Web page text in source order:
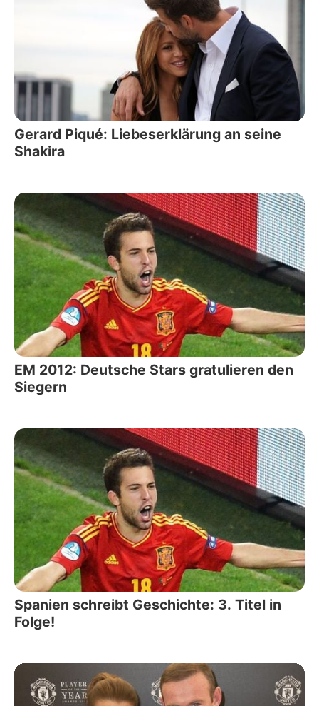
Gerard Piqué: Liebeserklärung an seine
Shakira
EM 2012: Deutsche Stars gratulieren den
Siegern
Spanien schreibt Geschichte: 3. Titel in
Folge!